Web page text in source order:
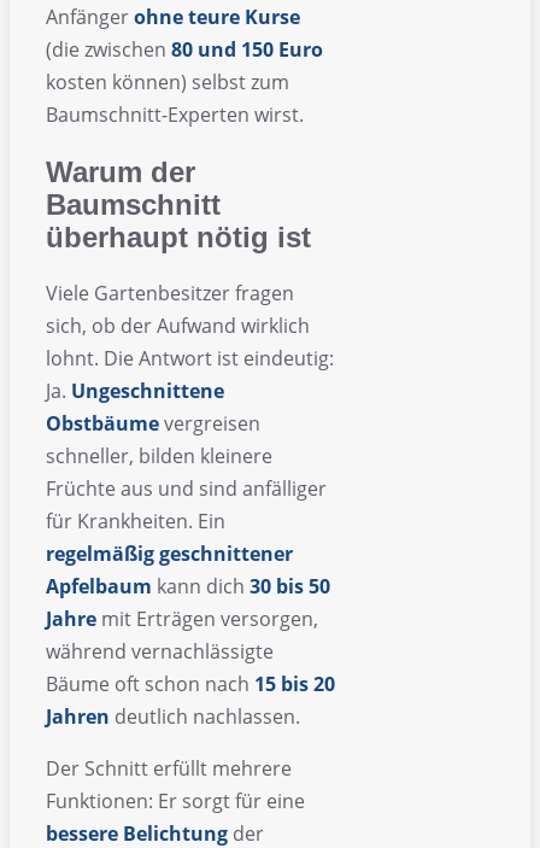
Anfängerohne teure Kurse
(die zwischen 80 und 150 Euro
kosten können) selbst zum
Baumschnitt-Experten wirst.
Warum der
Baumschnitt
überhaupt nötig ist
Viele Gartenbesitzer fragen
sich, ob der Aufwand wirklich
lohnt. Die Antwort ist eindeutig:
Ja. Ungeschnittene
Obstbäumevergreisen
schneller, bilden kleinere
Früchte aus und sind anfälliger
für Krankheiten. Ein
regelmäßig geschnittener
Apfelbaum kann dich 30 bis 50
Jahre mit Erträgen versorgen,
während vernachlässigte
Bäume oft schon nach 15 bis 20
Jahren deutlich nachlassen.
Der Schnitt erfüllt mehrere
Funktionen: Er sorgt für eine
bessere Belichtung der